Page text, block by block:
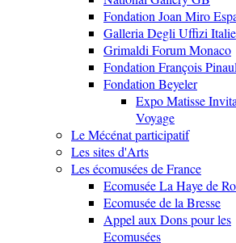
Fondation Joan Miro
Galleria Degli Uffizi Italie
Grimaldi Forum Monaco
Fondation François
Fondation Beyeler
Expo Matisse
Voyage
Le Mécénat participatif
Les sites d'Arts
Les écomusées de France
Ecomusée La Haye de
Ecomusée de la Bresse
Appel aux Dons pour les
Ecomusées